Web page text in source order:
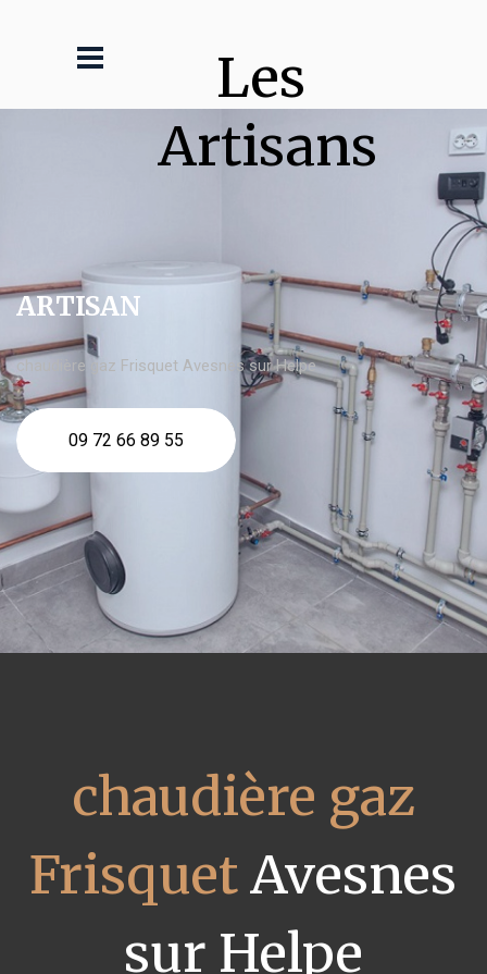
Les
Artisans
ARTISAN
chaudière gaz Frisquet Avesnes sur Helpe
09 72 66 89 55
chaudière gaz
FrisquetAvesnes
sur Helpe